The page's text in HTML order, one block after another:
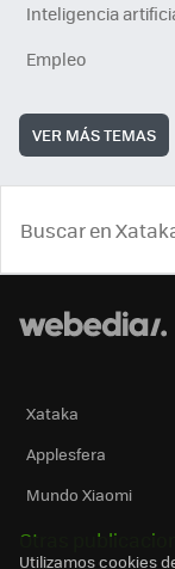
Inteligencia
Empleo
VER MÁS TEMAS
Xataka
Applesfera
Mundo Xiaomi
Otras
Utilizamos cookies